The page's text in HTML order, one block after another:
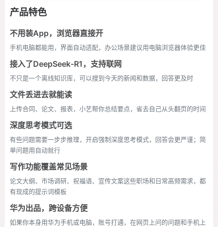
产品特色
不用装App，浏览器直接开
手机电脑都能用，界面自动适配，办公场景建议用电脑浏览器体验更佳
接入了DeepSeek-R1，支持联网
不只是一个离线知识库，可以搜到今天的新闻和数据，回答更及时
文件丢进去就能读
上传合同、论文、报表，小艺帮你总结要点，省去自己从头翻页的时间
深度思考模式可选
有些问题需要一步步推理，开启强制深度思考模式，回答会更严谨；简
单问题用自动就行
写作功能覆盖常见场景
论文大纲、市场调研、祝福语、宣传文案这些职场和日常高频需求，都
有现成的提示词模板
华为出品，跨设备方便
如果你本身用华为手机或电脑，账号打通，在网页上问的问题和手机上